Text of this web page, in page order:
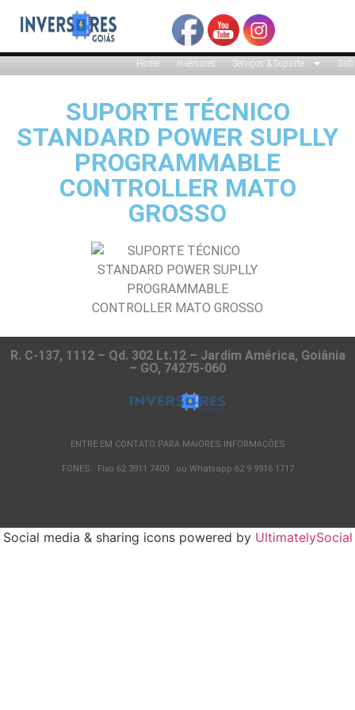
Home Inversores Serviços & Suporte
SUPORTE TÉCNICO
STANDARD POWER SUPLLY
PROGRAMMABLE
CONTROLLER MATO
GROSSO
R. C-137, 1112 – Qd. 302 Lt.12 – Jardim América, Goiânia
– GO, 74275-060
ENTRE EM CONTATO PARA MAIORES INFORMAÇÕES
FONES: Fixo 62 3911 7400 ou Whatsapp 62 9 9916 1717
.
Social media & sharing icons powered by UltimatelySocial